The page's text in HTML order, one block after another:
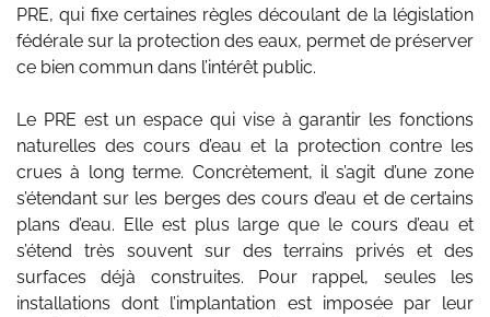
PRE, qui fixe certaines règles découlant de la législation
fédérale sur la protection des eaux, permet de préserver
ce bien commun dans l’intérêt public.
Le PRE est un espace qui vise à garantir les fonctions
naturelles des cours d’eau et la protection contre les
crues à long terme. Concrètement, il s’agit d’une zone
s’étendant sur les berges des cours d’eau et de certains
plans d’eau. Elle est plus large que le cours d’eau et
s’étend très souvent sur des terrains privés et des
surfaces déjà construites. Pour rappel, seules les
installations dont l’implantation est imposée par leur